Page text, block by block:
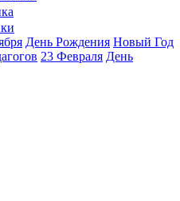
День Рождения Новый Год
23 Февраля День